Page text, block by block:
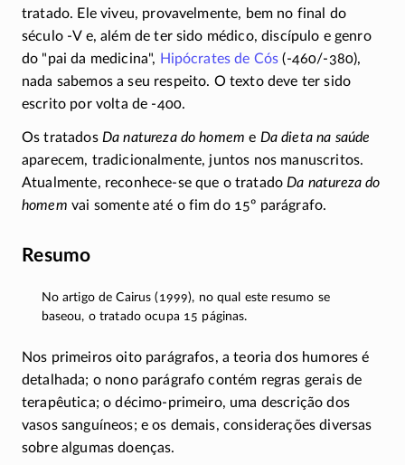
tratado. Ele viveu, provavelmente, bem no final do
século -Ve, além de ter sido médico, discípulo e genro
do "pai da medicina", Hipócrates de Cós (-460/-380),
nada sabemos a seu respeito. O texto deve ter sido
escrito por volta de -400.
Os tratados Da natureza do homem e Da dieta na saúde
aparecem, tradicionalmente, juntos nos manuscritos.
Atualmente, reconhece-seque o tratado Da natureza do
homem vai somente até o fim do 15º parágrafo.
Resumo
No artigo de Cairus (1999), no qual este resumo se
baseou, o tratado ocupa 15 páginas.
Nos primeiros oito parágrafos, a teoria dos humores é
detalhada; o nono parágrafo contém regras gerais de
terapêutica; odécimo-primeiro, uma descrição dos
vasos sanguíneos; e os demais, considerações diversas
sobre algumas doenças.